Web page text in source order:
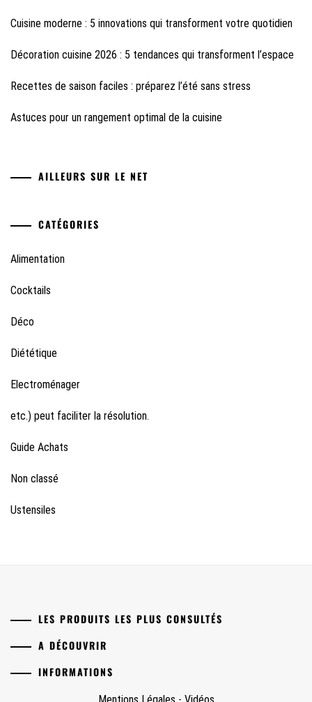
Cuisine moderne : 5 innovations qui transforment votre quotidien
Décoration cuisine 2026 : 5 tendances qui transforment l’espace
Recettes de saison faciles : préparez l’été sans stress
Astuces pour un rangement optimal de la cuisine
AILLEURS SUR LE NET
CATÉGORIES
Alimentation
Cocktails
Déco
Diététique
Electroménager
etc.) peut faciliter la résolution.
Guide Achats
Non classé
Ustensiles
LES PRODUITS LES PLUS CONSULTÉS
A DÉCOUVRIR
INFORMATIONS